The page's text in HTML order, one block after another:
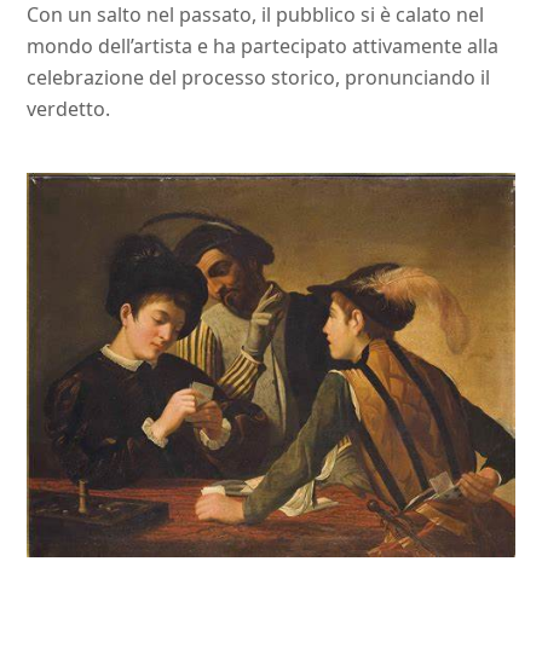
Con un salto nel passato, il pubblico si è calato nel
mondo dell’artista e ha partecipato attivamente alla
celebrazione del processo storico, pronunciando il
verdetto.